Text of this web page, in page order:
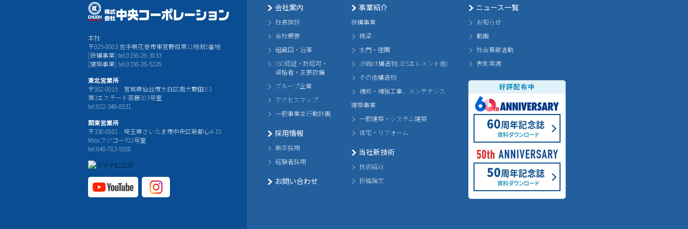
本社
〒025-0003 岩手県花巻市東宮野目第11地割5番地
[鉄構事業] tel.0198-26-3033
[建築事業] tel.0198-26-5226
東北営業所
〒982-0015 宮城県仙台市太白区南大野田3-1
第3エステート斎藤103号室
tel.022-346-8531
関東営業所
〒330-0081 埼玉県さいたま市中央区新都心4-15
Mioxフジコー702号室
tel.048-783-5550
会社案内
社長挨拶
会社概要
組織図・沿革
ISO認証・許認可・
資格者・主要設備
グループ企業
アクセスマップ
一般事業主行動計画
採用情報
新卒採用
経験者採用
お問い合わせ
事業紹介
鉄構事業
橋梁
水門・陸閘
JR向け構造物(JESエレメント他)
その他構造物
補修・補強工事、メンテナンス
建築事業
一般建築・システム建築
住宅・リフォーム
当社新技術
技術紹介
投稿論文
ニュース一覧
お知らせ
動画
社会貢献活動
表彰実績
好評配布中
60th Annivarsary
50th Annivarsary